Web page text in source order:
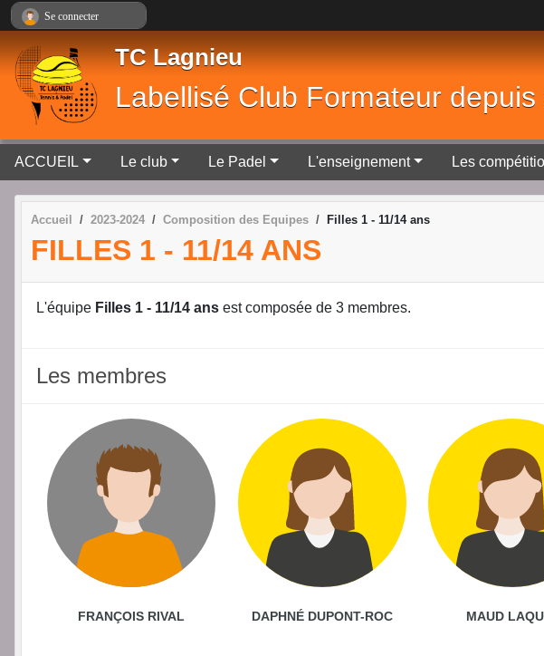
TC Lagnieu
Labellisé Club Formateur
ACCUEIL Le club Le Padel L'enseignement Les
Accueil 2023-2024 Composition des Equipes Filles 1 - 11/14 ans
FILLES 1 - 11/14 ANS
L'équipe Filles 1 - 11/14 ans est composée de 3 membres.
Les membres
FRANÇOIS RIVAL DAPHNÉ DUPONT-ROC MAUD
Se connecter
Panneau de gestion des cookies